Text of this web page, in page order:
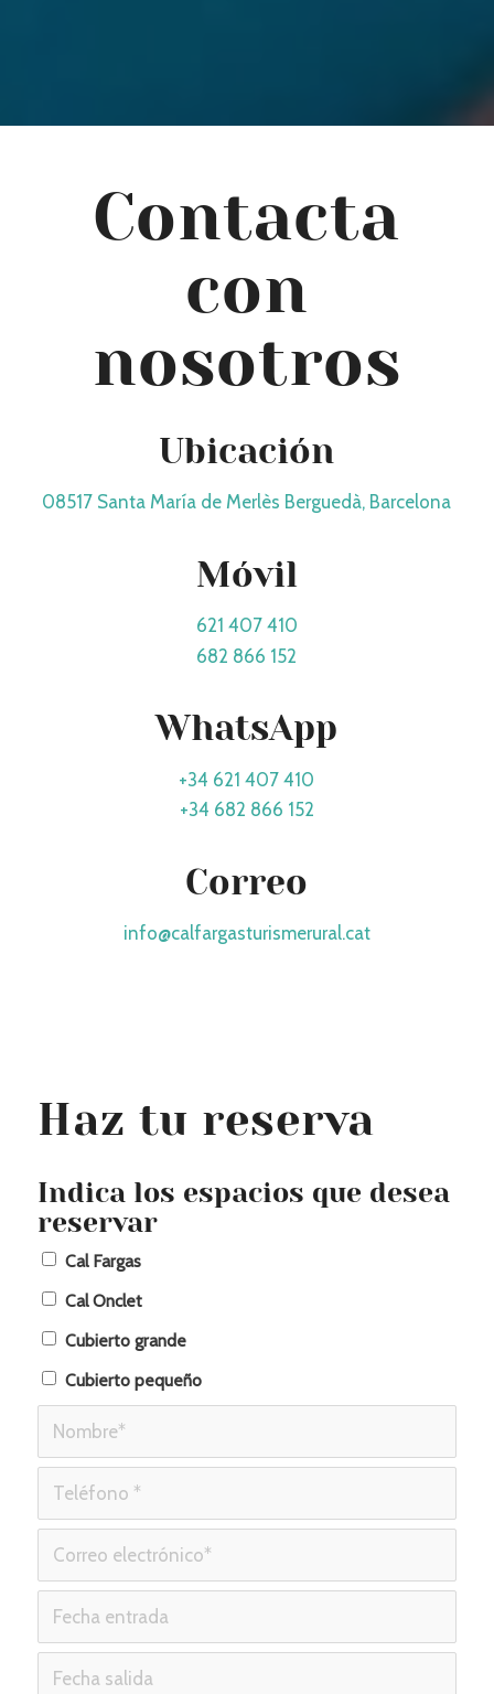
Contacta
con
nosotros
Ubicación
08517 Santa María de Merlès Berguedà, Barcelona
Móvil
621 407 410
682 866 152
WhatsApp
+34 621 407 410
+34 682 866 152
Correo
info@calfargasturismerural.cat
Haz tu reserva
Indica los espacios que desea
reservar
Cal Fargas
Cal Onclet
Cubierto grande
Cubierto pequeño